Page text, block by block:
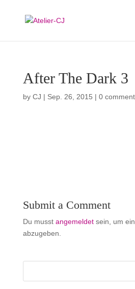
After The Dark 3
by CJ | Sep. 26, 2015 | 0
Submit a Comment
Du musst angemeldetsein, um
abzugeben.